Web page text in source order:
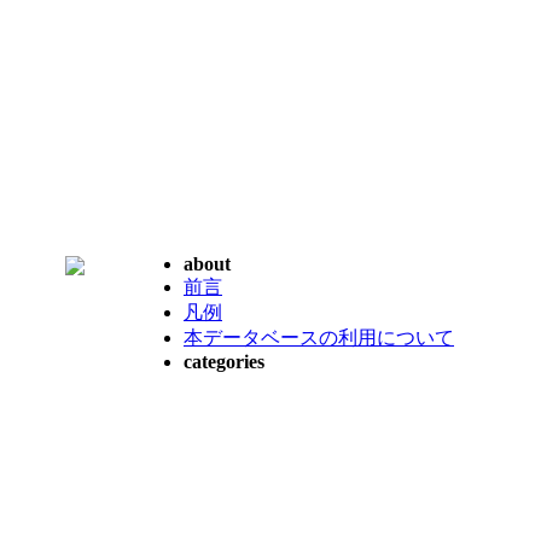
about
前言
凡例
本データベースの利用について
categories